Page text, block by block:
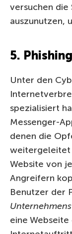
versuchen die
auszunutzen,
5. Phishing
Unter den
spezialisiert
Messenger-
denen die
weitergeleitet
Website von
Angreifern
Benutzer der
Unternehmens
eine